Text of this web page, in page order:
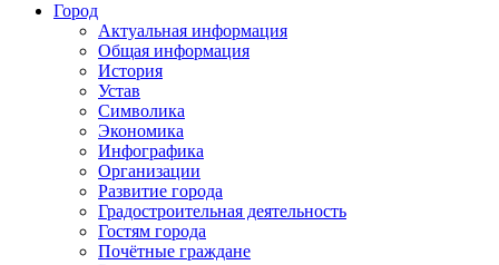
Город
Актуальная информация
Общая информация
История
Устав
Символика
Экономика
Инфографика
Организации
Развитие города
Градостроительная деятельность
Гостям города
Почётные граждане